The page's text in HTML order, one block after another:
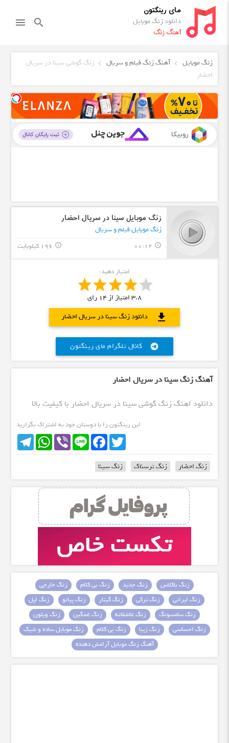
مای رینگتون
دانلود زنگ موبایل
آهنگ زنگ
search
menu
زنگ موبایل آهنگ زنگ فیلم و سریال
زنگ گوشی سینا در سریال
احضار
زنگ موبایل سینا در سریال احضار
زنگ موبایل فیلم و سریال
query_builder
00:12 196 کیلوبایت info_outline
امتیاز دهید:
3.8امتیاز از14 رای
دانلود زنگ سینا در سریال احضار
download
کانال تلگرام مای رینگتون telegram
آهنگ زنگ سینا در سریال احضار
دانلود اهنگ زنگ گوشی سینا در سریال احضار با کیفیت بالا
این رینگتون را با دوستان خود به اشتراک بگزارید
TelegramWhatsApp Viber Line
FacebookTwitter
زنگ احضار زنگ ترسناک زنگ سینا
زنگ باکلاس زنگ جدید زنگ بی کلام
زنگ خارجی
زنگ ایرانی
زنگ ترکی زنگ گیتار زنگ پیانو
زنگ اپل
زنگ سامسونگ
زنگ عاشقانه زنگ غمگین
زنگ ویلون
زنگ احساسی
زنگ زیبا زنگ بی کلام
زنگ موبایل ساده و شیک
آهنگ زنگ موبایل آرامش دهنده